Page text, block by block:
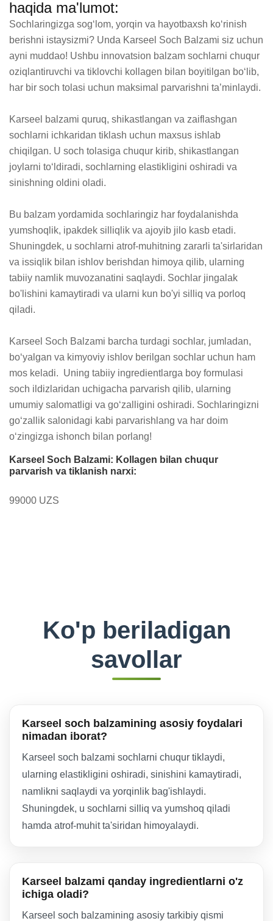
haqida ma'lumot:
Sochlaringizga sog‘lom, yorqin va hayotbaxsh ko‘rinish
berishni istaysizmi? Unda Karseel Soch Balzami siz uchun
ayni muddao! Ushbu innovatsion balzam sochlarni chuqur
oziqlantiruvchi va tiklovchi kollagen bilan boyitilgan bo‘lib,
har bir soch tolasi uchun maksimal parvarishni ta’minlaydi.
Karseel balzami quruq, shikastlangan va zaiflashgan
sochlarni ichkaridan tiklash uchun maxsus ishlab
chiqilgan. U soch tolasiga chuqur kirib, shikastlangan
joylarni to‘ldiradi, sochlarning elastikligini oshiradi va
sinishning oldini oladi.
Bu balzam yordamida sochlaringiz har foydalanishda
yumshoqlik, ipakdek silliqlik va ajoyib jilo kasb etadi.
Shuningdek, u sochlarni atrof-muhitning zararli ta'sirlaridan
va issiqlik bilan ishlov berishdan himoya qilib, ularning
tabiiy namlik muvozanatini saqlaydi. Sochlar jingalak
bo'lishini kamaytiradi va ularni kun bo'yi silliq va porloq
qiladi.
Karseel Soch Balzami barcha turdagi sochlar, jumladan,
bo‘yalgan va kimyoviy ishlov berilgan sochlar uchun ham
mos keladi.  Uning tabiiy ingredientlarga boy formulasi
soch ildizlaridan uchigacha parvarish qilib, ularning
umumiy salomatligi va go‘zalligini oshiradi. Sochlaringizni
go‘zallik salonidagi kabi parvarishlang va har doim
o‘zingizga ishonch bilan porlang!
Karseel Soch Balzami: Kollagen bilan chuqur
parvarish va tiklanish narxi:
99000 UZS
Ko'p beriladigan
savollar
Karseel soch balzamining asosiy foydalari
nimadan iborat?
Karseel soch balzami sochlarni chuqur tiklaydi,
ularning elastikligini oshiradi, sinishini kamaytiradi,
namlikni saqlaydi va yorqinlik bag'ishlaydi.
Shuningdek, u sochlarni silliq va yumshoq qiladi
hamda atrof-muhit ta'siridan himoyalaydi.
Karseel balzami qanday ingredientlarni o'z
ichiga oladi?
Karseel soch balzamining asosiy tarkibiy qismi